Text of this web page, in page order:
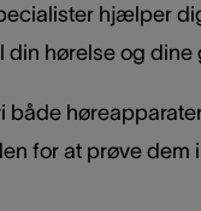
hjælper
hørelse og dine
både
for at prøve dem